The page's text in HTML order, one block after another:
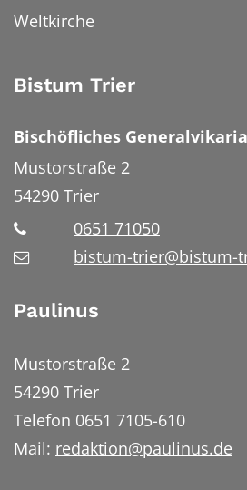
Weltkirche
Bistum Trier
Bischöfliches
Mustorstraße 2
54290 Trier
0651 71050
bistum-trier@bistum-
Paulinus
Mustorstraße 2
54290 Trier
Telefon 0651 7105-610
Mail: redaktion@paulinus.de